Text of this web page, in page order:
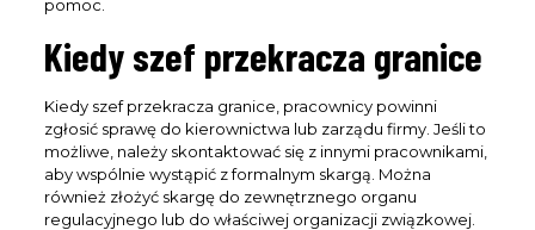
pomoc.
Kiedy szef przekracza granice
Kiedy szef przekracza granice, pracownicy powinni
zgłosić sprawę do kierownictwa lub zarządu firmy. Jeśli to
możliwe, należy skontaktować się z innymi pracownikami,
aby wspólnie wystąpić z formalnym skargą. Można
również złożyć skargę do zewnętrznego organu
regulacyjnego lub do właściwej organizacji związkowej.